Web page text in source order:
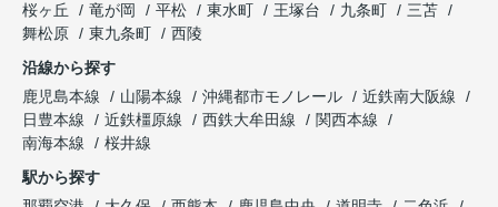
桜ヶ丘
竜が岡 平松 東水町 王塚台 九条町
三苫
舞松原
東九条町
西陵
沿線から探す
鹿児島本線
山陽本線 沖縄都市モノレール
近鉄南大阪線
日豊本線
近鉄橿原線 西鉄大牟田線
関西本線
南海本線
桜井線
駅から探す